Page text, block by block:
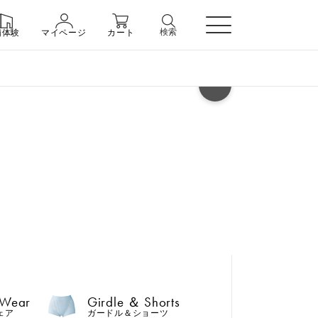
体験 マイページ カート 検索
ア
Girdle ＆ Shorts
ガードル＆ショーツ